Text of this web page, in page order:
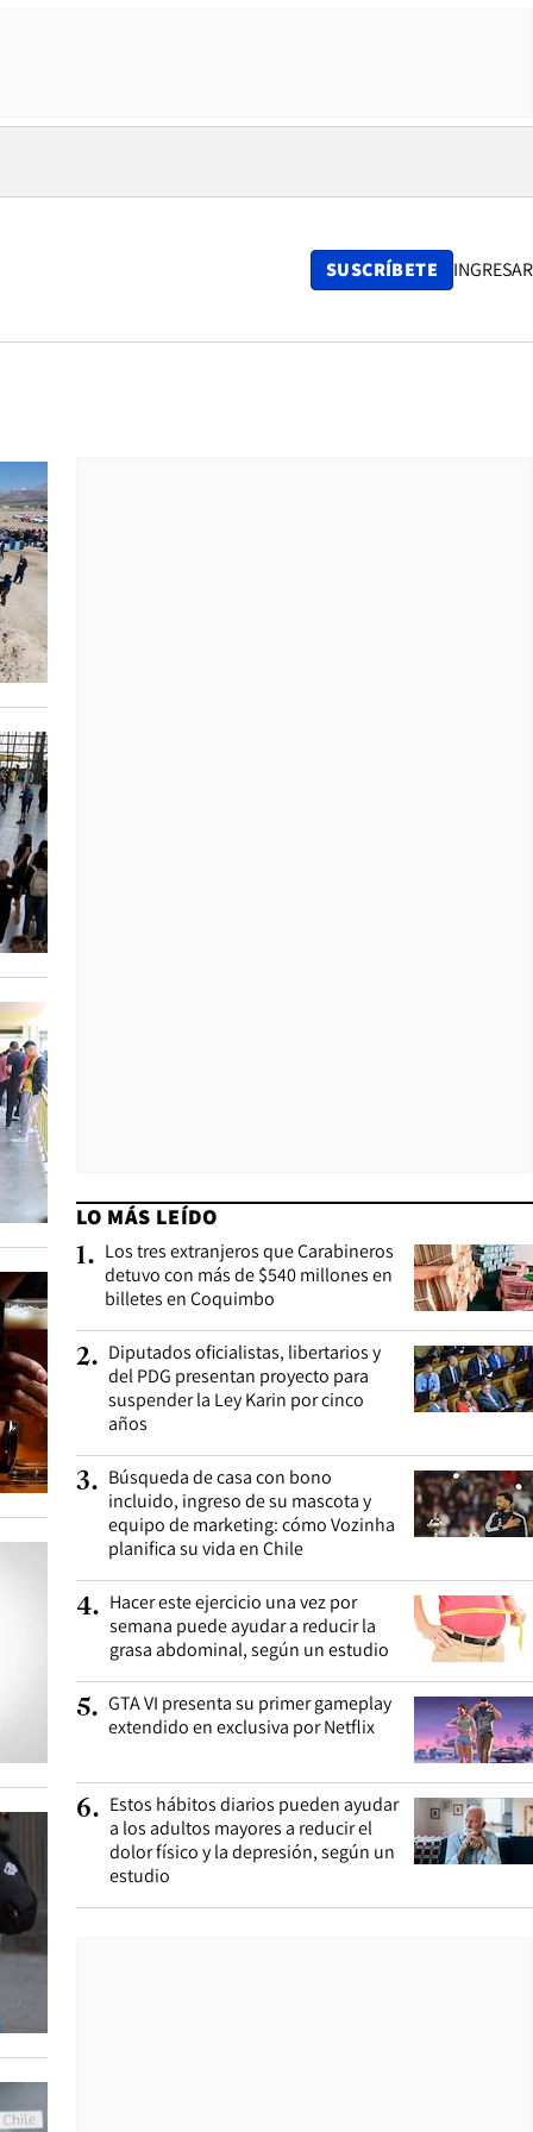
SUSCRÍBETE INGRESAR
LO MÁS LEÍDO
1. Los tres extranjeros que Carabineros
detuvo con más de $540 millones en
billetes en Coquimbo
2. Diputados oficialistas, libertarios y
del PDG presentan proyecto para
suspender la Ley Karin por cinco
años
3. Búsqueda de casa con bono
incluido, ingreso de su mascota y
equipo de marketing: cómo Vozinha
planifica su vida en Chile
4. Hacer este ejercicio una vez por
semana puede ayudar a reducir la
grasa abdominal, según un estudio
5. GTA VI presenta su primer gameplay
extendido en exclusiva por Netflix
6. Estos hábitos diarios pueden ayudar
a los adultos mayores a reducir el
dolor físico y la depresión, según un
estudio